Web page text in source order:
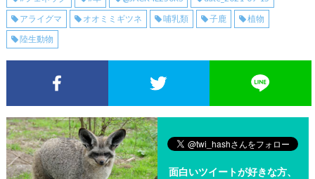
アライグマ
オオミミギツネ 哺乳類 子鹿
植物
陸生動物
Facebookでシェア Twitterでシェア
面白いツイートが好きな方、